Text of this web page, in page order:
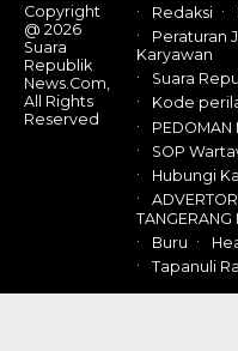
Copyright
@ 2026
Suara
Republik
News.Com,
All Rights
Reserved
Redaksi
Peraturan
Karyawan
Suara
Kode
PEDOMAN
SOP
Hubungi
TANGERANG
Buru
Tapanuli